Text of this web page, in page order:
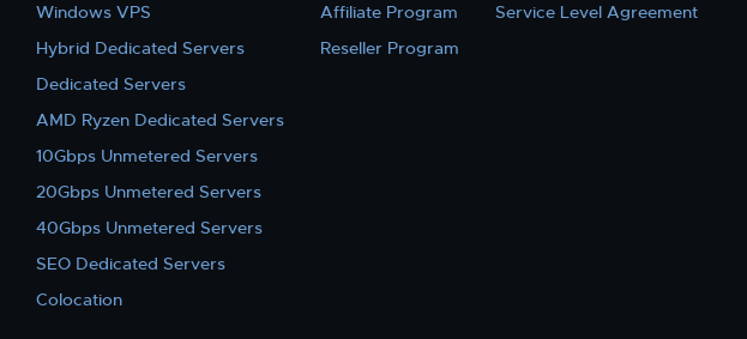
Windows VPS
Hybrid Dedicated Servers
Dedicated Servers
AMD Ryzen Dedicated Servers
10Gbps Unmetered Servers
20Gbps Unmetered Servers
40Gbps Unmetered Servers
SEO Dedicated Servers
Colocation
Affiliate Program
Reseller Program
Service Level Agreement